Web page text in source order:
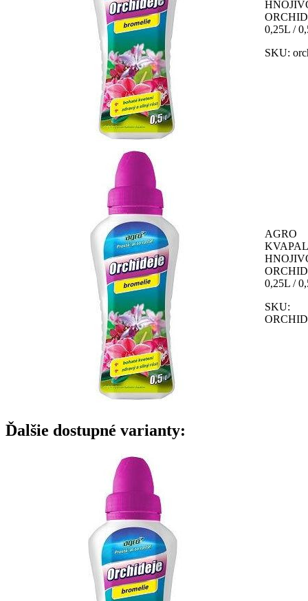
0,25L /
SKU:
AGRO
0,25L /
SKU:
Ďalšie dostupné varianty: